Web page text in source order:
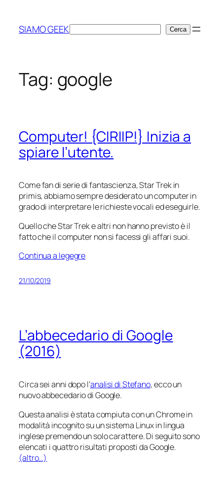
contenuto
SIAMO GEEKCerca Cerca
Tag: google
Computer! {CIRIIP!} Inizia a
spiare l’utente.
Come fan di serie di fantascienza, Star Trekin
primis, abbiamo sempre desiderato un computer in
grado di interpretare le richieste vocali ed eseguirle.
Quello che Star Trek e altri non hanno previsto è il
fatto che il computer non si facessi gli affari suoi.
Continua a legegre
21/10/2019
L’abbecedario di Google
(2016)
Circa sei anni dopo l’analisi di Stefano, ecco un
nuovo abbecedario di Google.
Questa analisi è stata compiuta con un Chrome in
modalità incognito su un sistema Linux in lingua
inglese premendo un solo carattere. Di seguito sono
elencati i quattro risultati proposti da Google.
(altro…)